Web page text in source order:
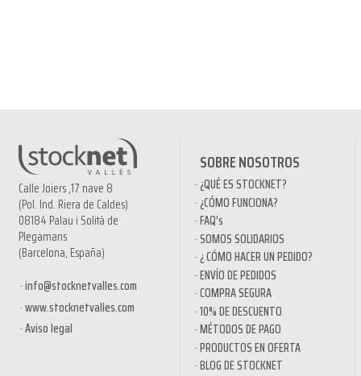
Calle Joiers ,17 nave 8
(Pol. Ind. Riera de Caldes)
08184 Palau i Solità de
Plegamans
(Barcelona, España)
info@stocknetvalles.com
www.stocknetvalles.com
Aviso legal
SOBRE NOSOTROS
¿QUÉ ES STOCKNET?
¿CÓMO FUNCIONA?
FAQ’s
SOMOS SOLIDARIOS
¿ CÓMO HACER UN PEDIDO?
ENVÍO DE PEDIDOS
COMPRA SEGURA
10% DE DESCUENTO
MÉTODOS DE PAGO
PRODUCTOS EN OFERTA
BLOG DE STOCKNET